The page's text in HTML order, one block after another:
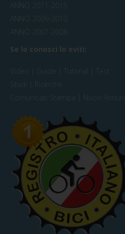
ANNO 2011-2015
ANNO 2009-2010
ANNO 2007-2008
Se lo conosci lo eviti:
Video | Guide | Tutorial | Test
Studi | Ricerche
Comunicati Stampa | Nuovi Annunci